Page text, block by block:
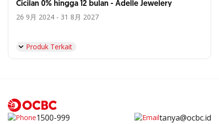
Cicilan 0% hingga 12 bulan - Adelle Jewelery
26 9月 2024 - 31 8月 2027
Produk Terkait
1500-999 tanya@ocbc.id